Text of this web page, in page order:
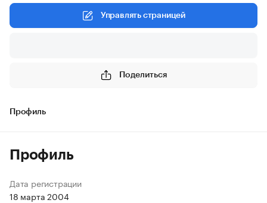
Управлять страницей
Поделиться
Профиль
Профиль
Дата регистрации
18 марта 2004